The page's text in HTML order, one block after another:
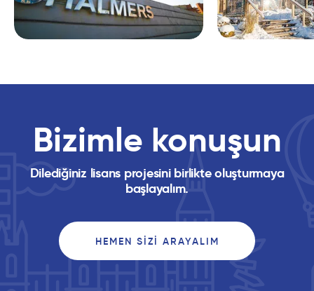
Bizimle konuşun
Dilediğiniz lisans projesini birlikte oluşturmaya
başlayalım.
HEMEN SIZI ARAYALIM